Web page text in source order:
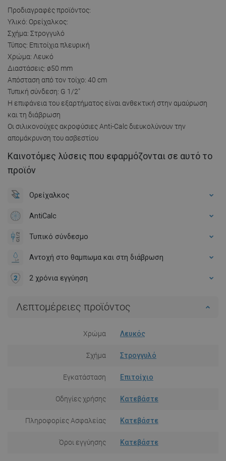
Προδιαγραφές προϊόντος:
Υλικό: Ορείχαλκος:
Σχήμα: Στρογγυλό
Τύπος: Επιτοίχια πλευρική
Χρώμα: Λευκό
Διαστάσεις: ø50 mm
Απόσταση από τον τοίχο: 40 cm
Τυπική σύνδεση: G 1/2"
Η επιφάνεια του εξαρτήματος είναι ανθεκτική στην αμαύρωση
και τη διάβρωση
Οι σιλικονούχες ακροφύσιες Anti-Calc διευκολύνουν την
απομάκρυνση του ασβεστίου
Καινοτόμες λύσεις που εφαρμόζονται σε αυτό το
προϊόν
Ορείχαλκος
AntiCalc
Τυπικό σύνδεσμο
Αντοχή στο θαμπωμα και στη διάβρωση
2 χρόνια εγγύηση
Λεπτομέρειες προϊόντος
Χρώμα Λευκός
Σχήμα Στρογγυλό
Εγκατάσταση Επιτοίχιο
Οδηγίες χρήσης Κατεβάστε
Πληροφορίες Ασφαλείας Κατεβάστε
Όροι εγγύησης Κατεβάστε